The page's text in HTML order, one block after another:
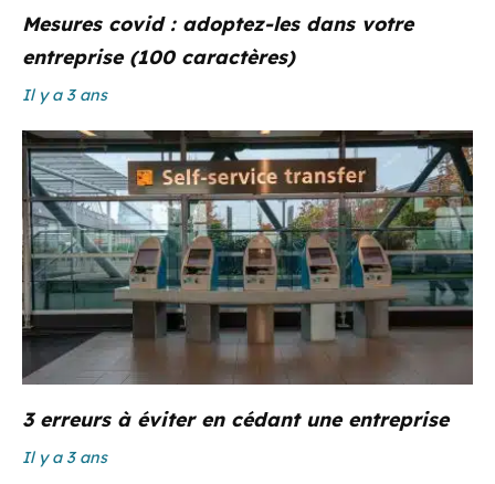
Mesures covid : adoptez-les dans votre
entreprise (100 caractères)
Il y a 3 ans
3 erreurs à éviter en cédant une entreprise
Il y a 3 ans